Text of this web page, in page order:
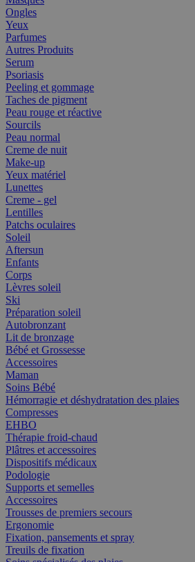
Ongles
Yeux
Parfumes
Autres Produits
Serum
Psoriasis
Peeling et gommage
Taches de pigment
Peau rouge et réactive
Sourcils
Peau normal
Creme de nuit
Make-up
Yeux matériel
Lunettes
Creme - gel
Lentilles
Patchs oculaires
Soleil
Aftersun
Enfants
Corps
Lèvres soleil
Ski
Préparation soleil
Autobronzant
Lit de bronzage
Bébé et Grossesse
Accessoires
Maman
Soins Bébé
Hémorragie et déshydratation des plaies
Compresses
EHBO
Thérapie froid-chaud
Plâtres et accessoires
Dispositifs médicaux
Podologie
Supports et semelles
Accessoires
Trousses de premiers secours
Ergonomie
Fixation, pansements et spray
Treuils de fixation